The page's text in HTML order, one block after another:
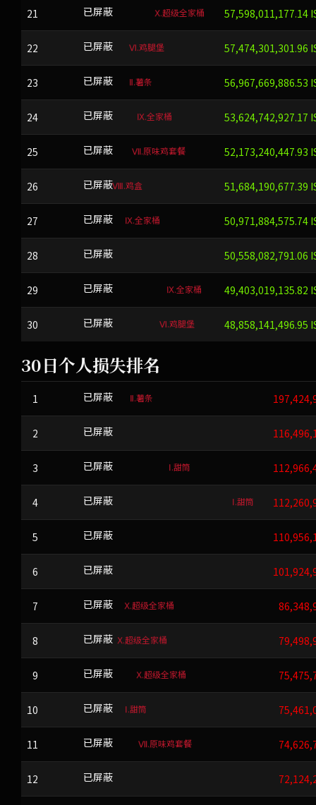
21 DWTKWHGL
已屏蔽 Ⅹ.超级全家桶 57,598,011,177.14
22 NBZLM
已屏蔽 Ⅵ.鸡腿堡 57,474,301,301.96
23 YGTHO
已屏蔽 Ⅱ.薯条 56,967,669,886.53
24 WMYLYB
已屏蔽 Ⅸ.全家桶 53,624,742,927.17
25 GKKFN
已屏蔽 Ⅶ.原味鸡套餐 52,173,240,447.93
26 GV
已屏蔽Ⅷ.鸡盒 51,684,190,677.39
27 HSHZ
已屏蔽 Ⅸ.全家桶 50,971,884,575.74
28 KQKWCI
已屏蔽 50,558,082,791.06
29 lqgfRaw2Jj
已屏蔽 Ⅸ.全家桶 49,403,019,135.82
30 vqfm-y?Wr}
已屏蔽 Ⅵ.鸡腿堡 48,858,141,496.95
30日个人损失排名
1 FQHZP
已屏蔽 Ⅱ.薯条
2 NNT
已屏蔽
3 lQ+6Nk#Qfv
已屏蔽 Ⅰ.甜筒
4 n]FGRA-E0!y?ldCnmt4$
已屏蔽 Ⅰ.甜筒
5 PGMHQR
已屏蔽
6 WRC
已屏蔽
7 CJXJ
已屏蔽 Ⅹ.超级全家桶
8 FLF
已屏蔽 Ⅹ.超级全家桶
9 RIRCIF
已屏蔽 Ⅹ.超级全家桶
10 UXE
已屏蔽 Ⅰ.甜筒
11 RYJWTW
已屏蔽 Ⅶ.原味鸡套餐
12 DQBYWERNOP
已屏蔽